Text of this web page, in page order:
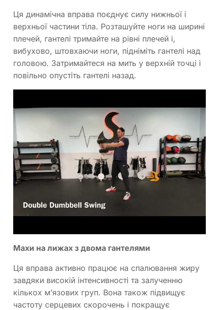
Ця динамічна вправа поєднує силу нижньої і
верхньої частини тіла. Розташуйте ноги на ширині
плечей, гантелі тримайте на рівні плечей і,
вибухово, штовхаючи ноги, підніміть гантелі над
головою. Затримайтеся на мить у верхній точці і
повільно опустіть гантелі назад.
Махи на лижах з двома гантелями
Ця вправа активно працює на спалювання жиру
завдяки високій інтенсивності та залученню
кількох м’язових груп. Вона також підвищує
частоту серцевих скорочень і покращує